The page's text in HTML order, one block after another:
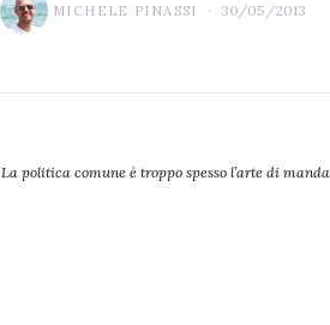
MICHELE PINASSI 30/05/2013
La politica comune è troppo spesso l’arte di